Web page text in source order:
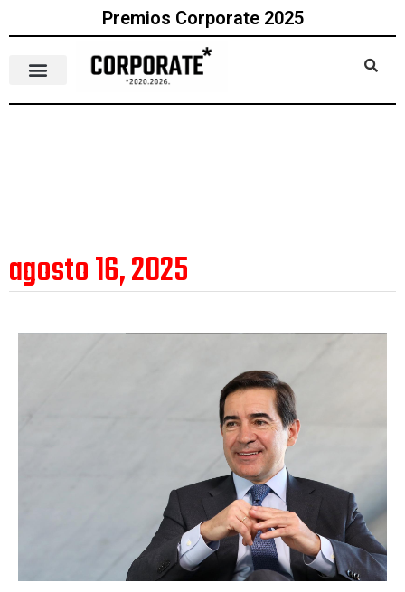
Premios Corporate 2025
agosto 16, 2025